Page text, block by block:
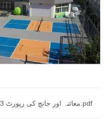
(2025)SJZGH-WT00423 معائنہ اور جانچ کی رپورٹ.pdf